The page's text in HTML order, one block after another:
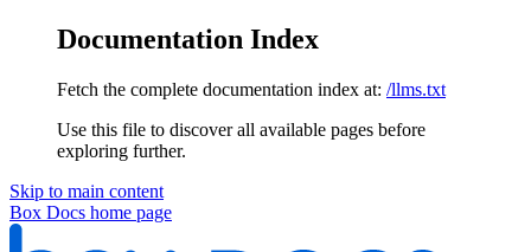
Documentation Index
Fetch the complete documentation index at: /llms.txt
Use this file to discover all available pages before
exploring further.
Skip to main content
Box Docs home page